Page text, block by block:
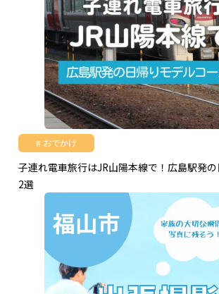
おでかけ
子連れ電車旅行はJR山陽本線で！広島駅発
2選